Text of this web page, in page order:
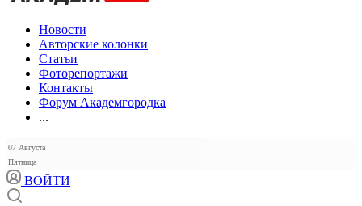
Новости
Авторские колонки
Статьи
Фоторепортажи
Контакты
Форум Академгородка
...
07 Августа
Пятница
ВОЙТИ